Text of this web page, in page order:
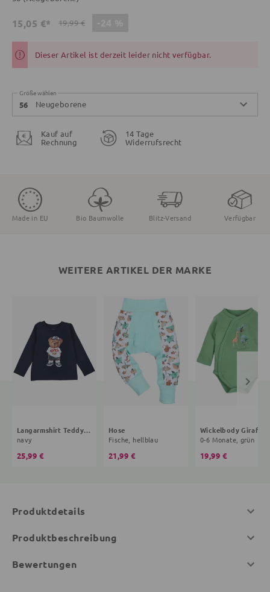
15,05 €* 19,99 €
Dieser Artikel ist derzeit leider nicht verfügbar.
Größe wählen
56 Neugeborene
Kauf auf
Rechnung
14 Tage
Widerrufsrecht
Made in EU Bio Baumwolle Blitz-Versand Verfügbar
WEITERE ARTIKEL DER MARKE
Langarmshirt Teddybär
navy
25,99 €
Hose
Fische, hellblau
21,99 €
Wickelbody Giraffe
0-6 Monate, grün
19,99 €
Produktdetails
Produktbeschreibung
Bewertungen